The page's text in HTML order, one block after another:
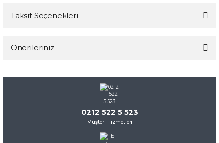
Taksit Seçenekleri
Önerileriniz
konularda yetersiz gördüğünüz noktaları öneri formunu
kullanarak tarafımıza iletebilirsiniz.
Görüş ve önerileriniz için teşekkür ederiz.
Ürün resmi kalitesiz, bozuk veya görüntülenemiyor.
Ürün açıklamasında eksik bilgiler bulunuyor.
0212 522 5 523
Müşteri Hizmetleri